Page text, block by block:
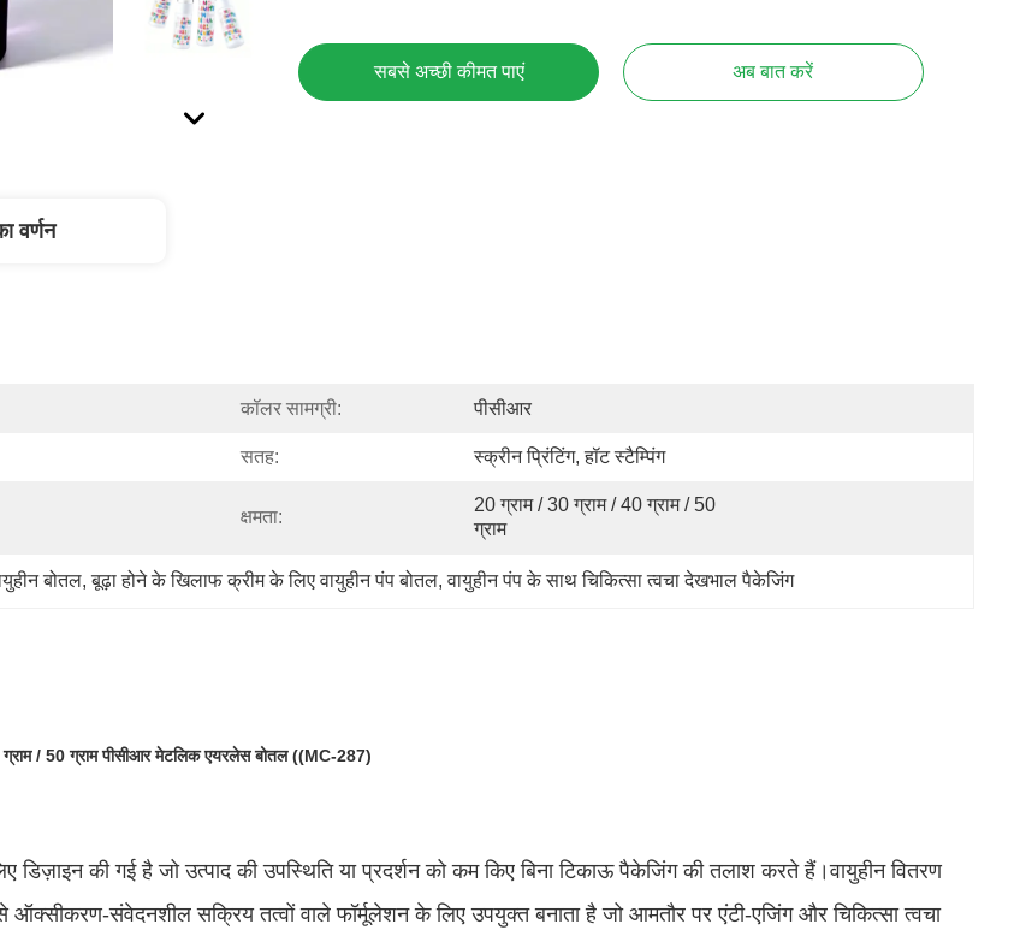
सबसे अच्छी कीमत पाएं अब बात करें
वर्णन
कॉलर सामग्री: पीसीआर
सतह: स्क्रीन प्रिंटिंग, हॉट स्टैम्पिंग
क्षमता:
20 ग्राम / 30 ग्राम / 40 ग्राम / 50
ग्राम
बोतल, बूढ़ा होने के खिलाफ क्रीम के लिए वायुहीन पंप बोतल, वायुहीन पंप के साथ चिकित्सा त्वचा देखभाल पैकेजिंग
/ 50 ग्राम पीसीआर मेटलिक एयरलेस बोतल ((MC-287)
डिज़ाइन की गई है जो उत्पाद की उपस्थिति या प्रदर्शन को कम किए बिना टिकाऊ पैकेजिंग की तलाश करते हैं।वायुहीन वितरण
संवेदनशील सक्रिय तत्वों वाले फॉर्मूलेशन के लिए उपयुक्त बनाता है जो आमतौर पर एंटी-एजिंग और चिकित्सा त्वचा